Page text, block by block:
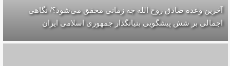
آخرین وعده صادق روح الله چه زمانی محقق می‌شود؟/ نگاهی
اجمالی بر شش پیشگویی بنیانگذار جمهوری اسلامی ایران